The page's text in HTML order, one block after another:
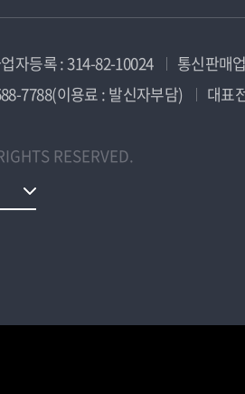
자등록 : 314-82-10024
통신판매
7788(이용료 : 발신자부담)
대표
RESERVED.